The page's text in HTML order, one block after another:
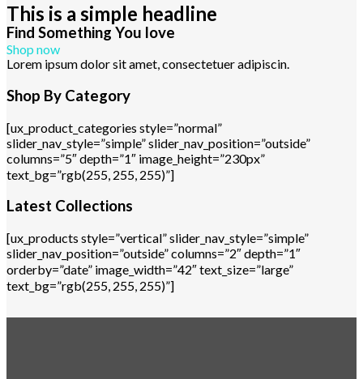
This is a simple headline
Shop now
Find Something You love
Lorem ipsum dolor sit amet, consectetuer adipiscin.
Shop By Category
[ux_product_categories style=”normal”
slider_nav_style=”simple” slider_nav_position=”outside”
columns=”5″ depth=”1″ image_height=”230px”
text_bg=”rgb(255, 255, 255)”]
Latest Collections
[ux_products style=”vertical” slider_nav_style=”simple”
slider_nav_position=”outside” columns=”2″ depth=”1″
orderby=”date” image_width=”42″ text_size=”large”
text_bg=”rgb(255, 255, 255)”]